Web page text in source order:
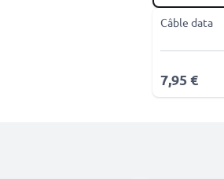
Câble data
7,95 €